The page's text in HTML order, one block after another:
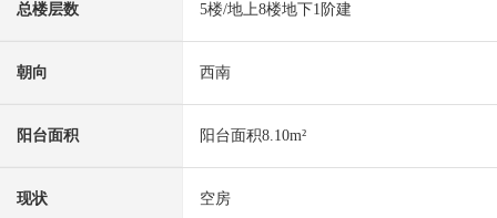
总楼层数 5楼/地上8楼地下1阶建
朝向 西南
阳台面积 阳台面积8.10m²
现状 空房